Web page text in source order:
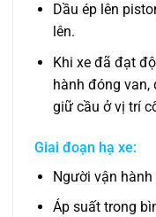
Dầu ép lên
lên.
Khi xe đã đạt
hành đóng van,
giữ cầu ở vị trí
Giai đoạn hạ xe:
Người vận
Áp suất trong